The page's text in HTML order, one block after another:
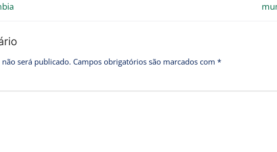
será publicado. Campos obrigatórios são marcados com *